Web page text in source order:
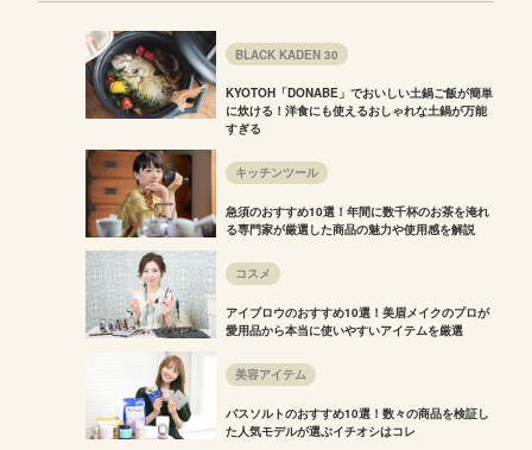
BLACK KADEN 30
KYOTOH「DONABE」でおいしい土鍋ご飯が簡単
に炊ける！洋食にも使えるおしゃれな土鍋が万能
すぎる
キッチンツール
急須のおすすめ10選！年間に数千杯のお茶を淹れ
る専門家が厳選した商品の魅力や使用感を解説
コスメ
アイブロウのおすすめ10選！美眉メイクのプロが
愛用品から本当に使いやすいアイテムを厳選
美容アイテム
バスソルトのおすすめ10選！数々の商品を検証し
た人気モデルが選ぶイチオシはコレ